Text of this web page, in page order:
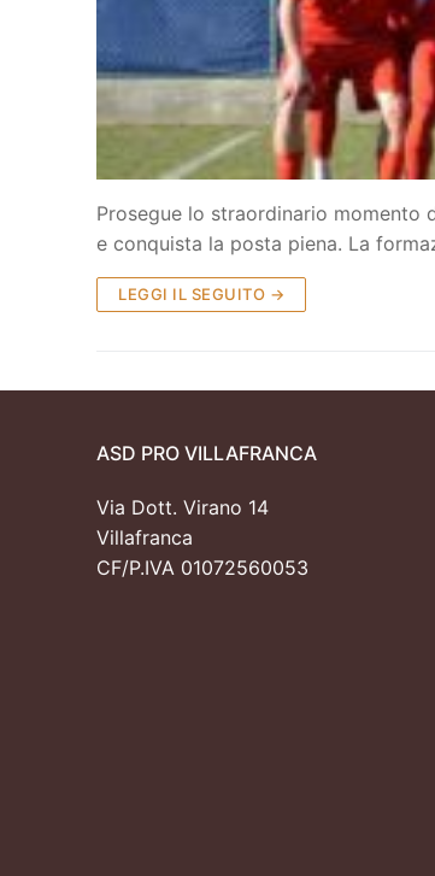
Prosegue lo straordinario momento
e conquista la posta piena. La
LEGGI IL SEGUITO →
ASD PRO VILLAFRANCA
Via Dott. Virano 14
Villafranca
CF/P.IVA 01072560053